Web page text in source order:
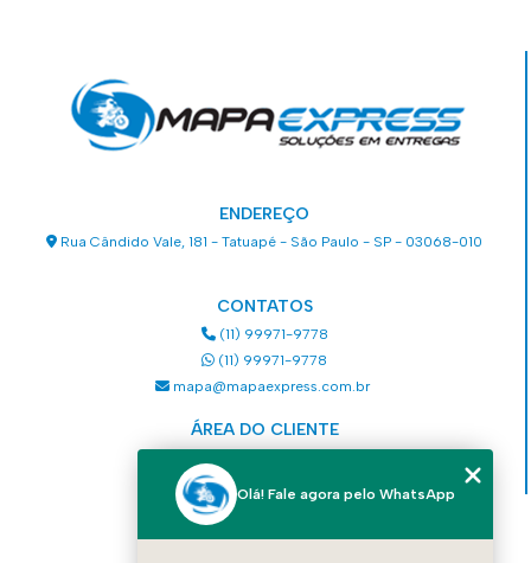
ENDEREÇO
Rua Cândido Vale, 181 - Tatuapé - São Paulo - SP - 03068-010
CONTATOS
(11) 99971-9778
(11) 99971-9778
mapa@mapaexpress.com.br
ÁREA DO CLIENTE
Olá! Fale agora pelo WhatsApp